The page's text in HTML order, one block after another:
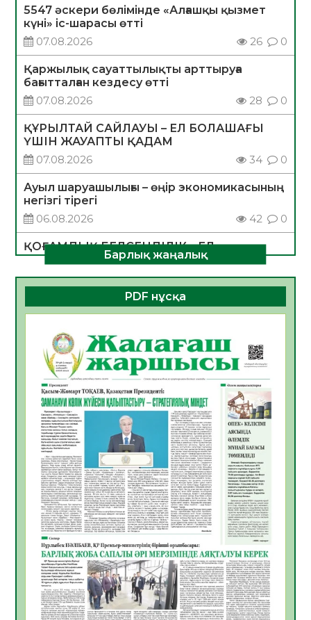
5547 әскери бөлімінде «Алғашқы қызмет
күні» іс-шарасы өтті
07.08.2026
26 0
Қаржылық сауаттылықты арттыруға
бағытталған кездесу өтті
07.08.2026
28 0
ҚҰРЫЛТАЙ САЙЛАУЫ – ЕЛ БОЛАШАҒЫ
ҮШІН ЖАУАПТЫ ҚАДАМ
07.08.2026
34 0
Ауыл шаруашылығы – өңір экономикасының
негізгі тірегі
06.08.2026
42 0
ҚОҒАМДЫҚ БЕЛСЕНДІЛІК – ЕЛ
ДАМУЫНЫҢ НЕГІЗІ
06.08.2026
39 0
ҚҰРЫЛТАЙ САЙЛАУЫ – БОЛАШАҚҚА
БАСТАР ЖАУАПТЫ ТАҢДАУ
06.08.2026
Инфекциялық ауруларға қарсы иммундау
жұмыстарының тиімділігі
06.08.2026
44
Көкжөтел ауруы туралы
06.08.2026
39
АПВ вакцинасы туралы мәлімет
06.08.2026
39
Open Air: Қызылорда облысы полиция
департаменті 20 мыңнан астам
көрерменнің қауіпсіздігін қамтамасыз етті
06.08.2026
51
ҚЫЗЫЛОРДАДА «САНАЛЫ ҰРПАҚ –
ЖАРҚЫН БОЛАШАҚ» АТТЫ КЕҢЕЙТІЛГЕН
МӘЖІЛІС ӨТТІ
Барлық жаңалық
PDF нұсқа